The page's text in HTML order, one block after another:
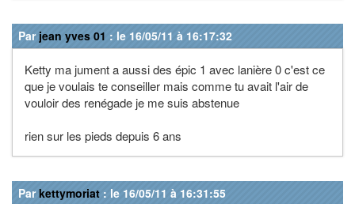
Par jean yves 01 : le 16/05/11 à 16:17:32
Ketty ma jument a aussi des épic 1 avec lanière 0 c'est ce
que je voulais te conseiller mais comme tu avait l'air de
vouloir des renégade je me suis abstenue
rien sur les pieds depuis 6 ans
Parkettymoriat : le 16/05/11 à 16:31:55